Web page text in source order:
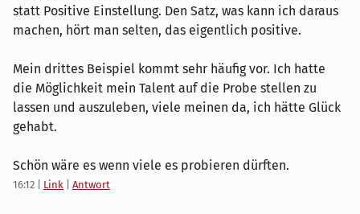
statt Positive Einstellung. Den Satz, was kann ich daraus
machen, hört man selten, das eigentlich positive.
Mein drittes Beispiel kommt sehr häufig vor. Ich hatte
die Möglichkeit mein Talent auf die Probe stellen zu
lassen und auszuleben, viele meinen da, ich hätte Glück
gehabt.
Schön wäre es wenn viele es probieren dürften.
16:12 Link Antwort